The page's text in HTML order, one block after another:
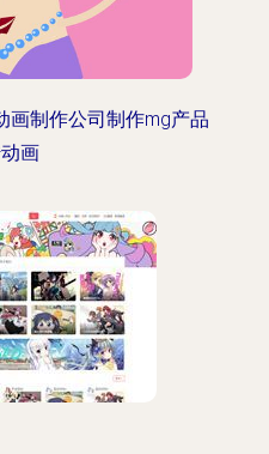
画制作公司制作mg产品
画